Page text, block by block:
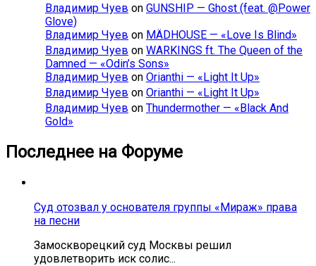
Владимир Чуев on GUNSHIP — Ghost (feat. @Power
Glove)
Владимир Чуев on MÄDHOUSE — «Love Is Blind»
Владимир Чуев on WARKINGS ft. The Queen of the
Damned — «Odin’s Sons»
Владимир Чуев on Orianthi — «Light It Up»
Владимир Чуев on Orianthi — «Light It Up»
Владимир Чуев on Thundermother — «Black And
Gold»
Последнее на Форуме
Суд отозвал у основателя группы «Мираж» права
на песни
Замоскворецкий суд Москвы решил
удовлетворить иск солис...